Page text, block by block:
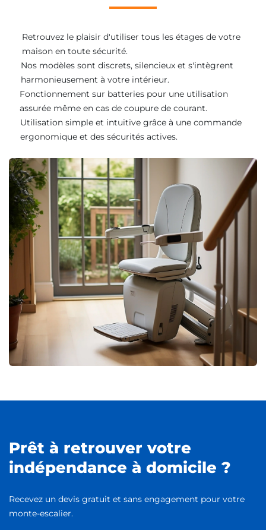
Retrouvez le plaisir d'utiliser tous les étages de votre
maison en toute sécurité.
Nos modèles sont discrets, silencieux et s'intègrent
harmonieusement à votre intérieur.
Fonctionnement sur batteries pour une utilisation
assurée même en cas de coupure de courant.
Utilisation simple et intuitive grâce à une commande
ergonomique et des sécurités actives.
Prêt à retrouver votre
indépendance à domicile ?
Recevez un devis gratuit et sans engagement pour votre
monte-escalier.